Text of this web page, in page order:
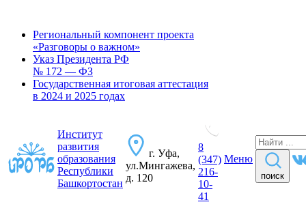
Региональный компонент проекта
«Разговоры о важном»
Указ Президента РФ
№ 172 — ФЗ
Государственная итоговая аттестация
в 2024 и 2025 годах
Институт
развития
образования
Республики
Башкортостан
г. Уфа,
ул.Мингажева,
д. 120
8
(347)
216-
10-
41
Меню
поиск